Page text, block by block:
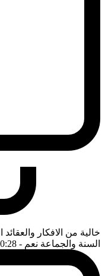
خالية من الافكار
السنة والجماعة نعم - 00:00:28